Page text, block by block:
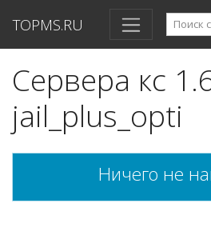
TOPMS.RU
Сервера кс
jail_plus_opti
Ничего не